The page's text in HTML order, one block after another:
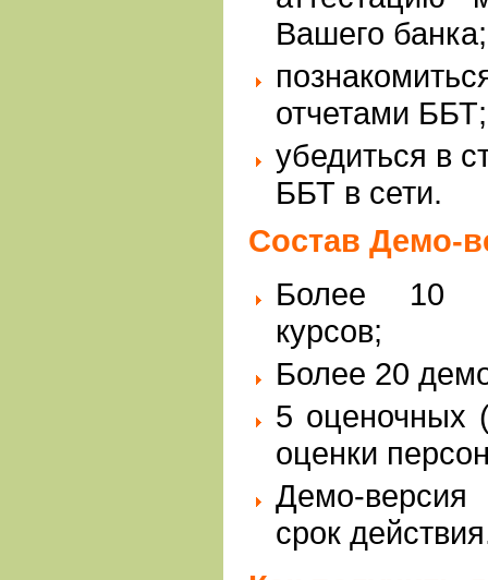
Вашего банка;
отчетами
убедиться в
ББТ в сети.
Состав Демо-
Более 10
курсов;
Более 20
5 оценочных
оценки
Демо-версия
срок